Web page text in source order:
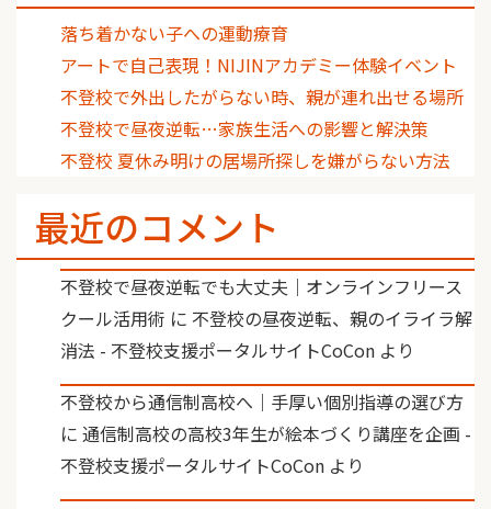
落ち着かない子への運動療育
アートで自己表現！NIJINアカデミー体験イベント
不登校で外出したがらない時、親が連れ出せる場所
不登校で昼夜逆転…家族生活への影響と解決策
不登校 夏休み明けの居場所探しを嫌がらない方法
最近のコメント
不登校で昼夜逆転でも大丈夫｜オンラインフリース
クール活用術 に 不登校の昼夜逆転、親のイライラ解
消法 - 不登校支援ポータルサイトCoCon より
不登校から通信制高校へ｜手厚い個別指導の選び方
に 通信制高校の高校3年生が絵本づくり講座を企画 -
不登校支援ポータルサイトCoCon より